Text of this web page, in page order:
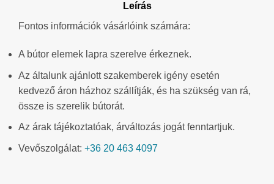
Leírás
Fontos információk vásárlóink számára:
A bútor elemek lapra szerelve érkeznek.
Az általunk ajánlott szakemberek igény esetén
kedvező áron házhoz szállítják, és ha szükség van rá,
össze is szerelik bútorát.
Az árak tájékoztatóak, árváltozás jogát fenntartjuk.
Vevőszolgálat: +36 20 463 4097